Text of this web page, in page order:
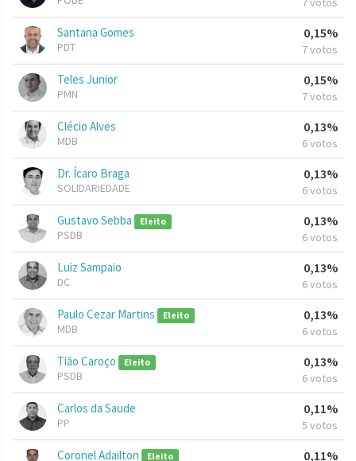
Santana Gomes
PDT
0,15%
7 votos
Teles Junior
PMN
0,15%
7 votos
Clécio Alves
MDB
0,13%
6 votos
Dr. Ícaro Braga
SOLIDARIEDADE
0,13%
6 votos
Gustavo Sebba Eleito
PSDB
0,13%
6 votos
Luiz Sampaio
DC
0,13%
6 votos
Paulo Cezar Martins Eleito
MDB
0,13%
6 votos
Tião Caroço Eleito
PSDB
0,13%
6 votos
Carlos da Saude
PP
0,11%
5 votos
Coronel Adailton Eleito 0,11%